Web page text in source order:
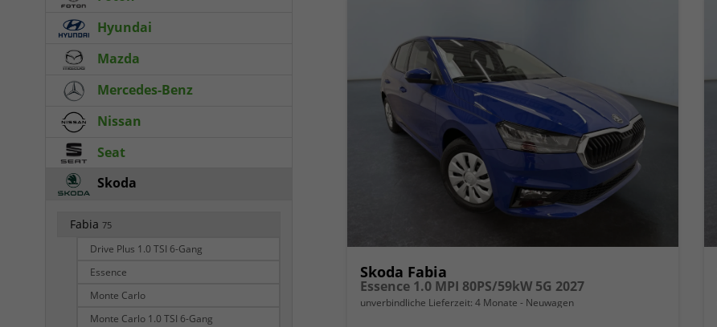
Skoda Fabia
Essence 1.0 MPI 80PS/59kW 5G 2027
unverbindliche Lieferzeit: 4 Monate Neuwagen
Hyundai
Mazda
Mercedes-Benz
Nissan
Seat
Skoda
Fabia 75
Drive Plus 1.0 TSI 6-Gang
Essence
Monte Carlo
Monte Carlo 1.0 TSI 6-Gang